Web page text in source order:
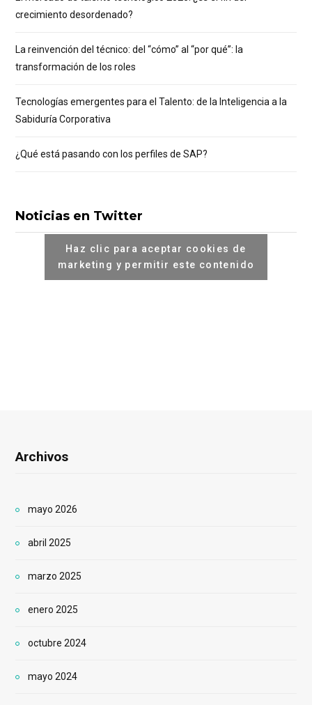
crecimiento desordenado?
La reinvención del técnico: del “cómo” al “por qué”: la
transformación de los roles
Tecnologías emergentes para el Talento: de la Inteligencia a la
Sabiduría Corporativa
¿Qué está pasando con los perfiles de SAP?
Noticias en Twitter
Haz clic para aceptar cookies de
marketing y permitir este contenido
Archivos
mayo 2026
abril 2025
marzo 2025
enero 2025
octubre 2024
mayo 2024